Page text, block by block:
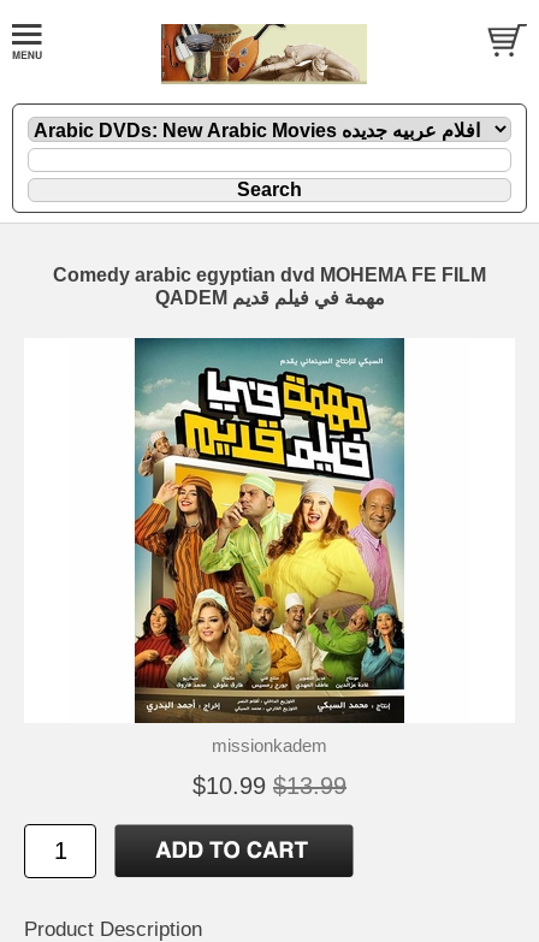
Comedy arabic egyptian dvd MOHEMA FE FILM
QADEM مهمة في فيلم قديم
missionkadem
$10.99 $13.99
Product Description